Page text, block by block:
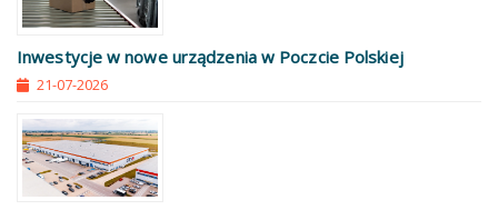
Inwestycje w nowe urządzenia w Poczcie Polskiej
21-07-2026